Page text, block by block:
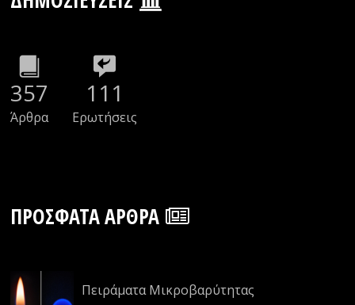
357
Άρθρα
111
Ερωτήσεις
ΠΡΌΣΦΑΤΑ ΆΡΘΡΑ
Πειράματα Μικροβαρύτητας